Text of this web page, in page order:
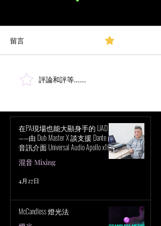
57種在音樂行業賺錢的方
留言
評論和評等......
在PA現場也能大顯身手的 UAD！
——由 Dub Master X 談支援 Dante 的
音訊介面 Universal Audio Apollo x16D
的魅力
混音 Mixing
4月27日
McCandless 燈光法